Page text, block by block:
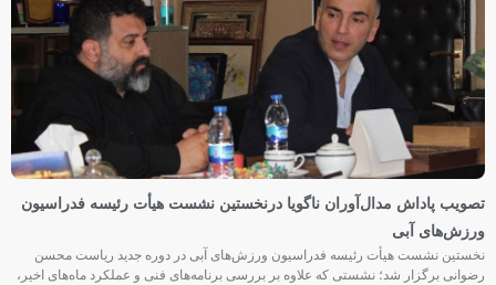
تصویب پاداش مدال‌آوران ناگویا درنخستین نشست هیأت رئیسه فدراسیون
ورزش‌های آبی
نخستین نشست هیأت رئیسه فدراسیون ورزش‌های آبی در دوره جدید ریاست محسن
رضوانی برگزار شد؛ نشستی که علاوه بر بررسی برنامه‌های فنی و عملکرد ماه‌های اخیر،